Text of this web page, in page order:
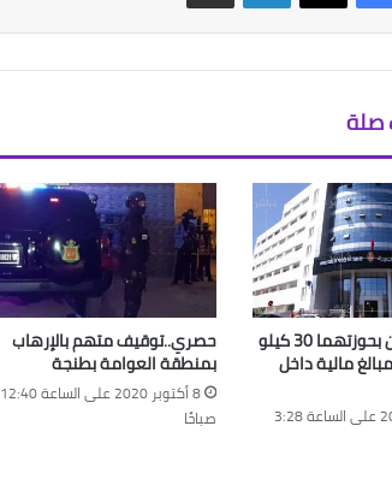
صلة
توقيف شخصين بحوزتهما 30 كيلو
مالية داخل
23 أكتوبر 2019 على الساعة 3:28
حصري..توقيف متهم بالإرهاب
بمنطقة العوامة بطنجة
8 أكتوبر 2020 على الساعة 12:40
صباحًا